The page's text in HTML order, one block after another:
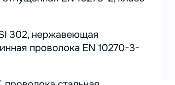
302, нержавеющая
проволока EN 10270-3-